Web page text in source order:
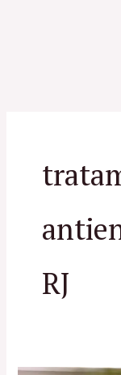
RJ